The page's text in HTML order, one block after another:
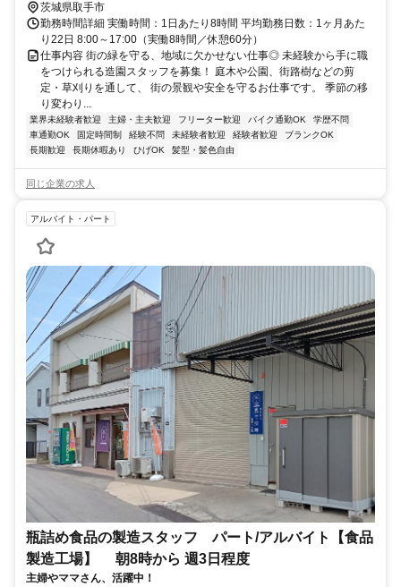
茨城県取手市
勤務時間詳細 実働時間：1日あたり8時間 平均勤務日数：1ヶ月あた
り22日 8:00～17:00（実働8時間／休憩60分）
仕事内容 街の緑を守る、地域に欠かせない仕事◎ 未経験から手に職
をつけられる造園スタッフを募集！ 庭木や公園、街路樹などの剪
定・草刈りを通して、 街の景観や安全を守るお仕事です。 季節の移
り変わり...
業界未経験者歓迎 主婦・主夫歓迎 フリーター歓迎 バイク通勤OK
学歴不問
車通勤OK
固定時間制 経験不問 未経験者歓迎 経験者歓迎
ブランクOK
長期歓迎
長期休暇あり ひげOK 髪型・髪色自由
同じ企業の求人
アルバイト・パート
瓶詰め食品の製造スタッフ パート/アルバイト【食品
製造工場】 朝8時から 週3日程度
主婦やママさん、活躍中！